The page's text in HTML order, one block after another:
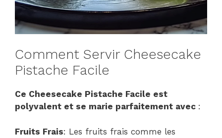
Comment Servir Cheesecake
Pistache Facile
Ce Cheesecake Pistache Facile est
polyvalent et se marie parfaitement avec :
Fruits Frais: Les fruits frais comme les